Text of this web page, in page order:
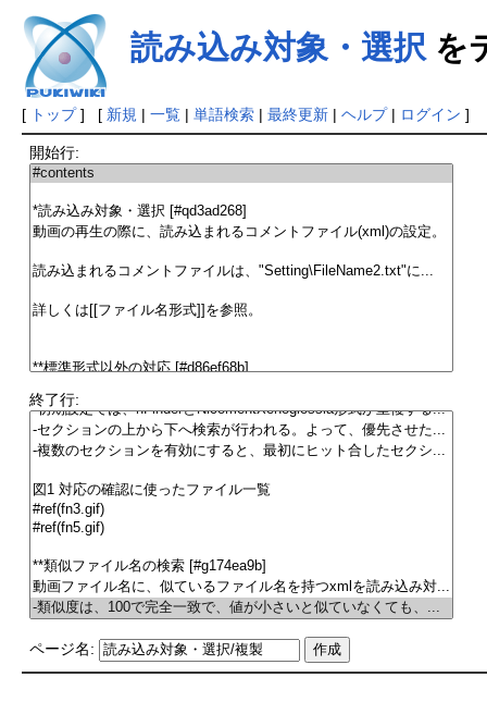
読み込み対象・選択 を
[ トップ] [ 新規 | 一覧| 単語検索| 最終更新| ヘルプ| ログイン ]
開始行:
終了行:
ページ名: